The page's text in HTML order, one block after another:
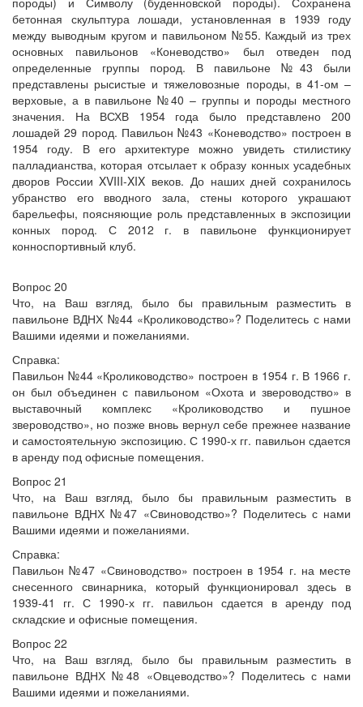
бетонная скульптура лошади, установленная в 1939 году
между выводным кругом и павильоном №55. Каждый из трех
основных павильонов «Коневодство» был отведен под
определенные группы пород. В павильоне №43 были
представлены рысистые и тяжеловозные породы, в 41-ом –
верховые, а в павильоне №40 – группы и породы местного
значения. На ВСХВ 1954 года было представлено 200
лошадей 29 пород. Павильон №43 «Коневодство» построен в
1954 году. В его архитектуре можно увидеть стилистику
палладианства, которая отсылает к образу конных усадебных
дворов России XVIII-XIX веков. До наших дней сохранилось
убранство его вводного зала, стены которого украшают
барельефы, поясняющие роль представленных в экспозиции
конных пород. С 2012 г. в павильоне функционирует
конноспортивный клуб.
Вопрос 20
Что, на Ваш взгляд, было бы правильным разместить в
павильоне ВДНХ №44 «Кролиководство»? Поделитесь с нами
Вашими идеями и пожеланиями.
Справка:
Павильон №44 «Кролиководство» построен в 1954 г. В 1966 г.
он был объединен с павильоном «Охота и звероводство» в
выставочный комплекс «Кролиководство и пушное
звероводство», но позже вновь вернул себе прежнее название
и самостоятельную экспозицию. С 1990-х гг. павильон сдается
в аренду под офисные помещения.
Вопрос 21
Что, на Ваш взгляд, было бы правильным разместить в
павильоне ВДНХ №47 «Свиноводство»? Поделитесь с нами
Вашими идеями и пожеланиями.
Справка:
Павильон №47 «Свиноводство» построен в 1954 г. на месте
снесенного свинарника, который функционировал здесь в
1939-41 гг. С 1990-х гг. павильон сдается в аренду под
складские и офисные помещения.
Вопрос 22
Что, на Ваш взгляд, было бы правильным разместить в
павильоне ВДНХ №48 «Овцеводство»? Поделитесь с нами
Вашими идеями и пожеланиями.